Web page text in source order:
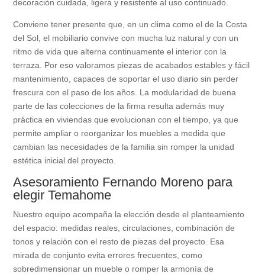
decoración cuidada, ligera y resistente al uso continuado.
Conviene tener presente que, en un clima como el de la Costa
del Sol, el mobiliario convive con mucha luz natural y con un
ritmo de vida que alterna continuamente el interior con la
terraza. Por eso valoramos piezas de acabados estables y fácil
mantenimiento, capaces de soportar el uso diario sin perder
frescura con el paso de los años. La modularidad de buena
parte de las colecciones de la firma resulta además muy
práctica en viviendas que evolucionan con el tiempo, ya que
permite ampliar o reorganizar los muebles a medida que
cambian las necesidades de la familia sin romper la unidad
estética inicial del proyecto.
Asesoramiento Fernando Moreno para
elegir Temahome
Nuestro equipo acompaña la elección desde el planteamiento
del espacio: medidas reales, circulaciones, combinación de
tonos y relación con el resto de piezas del proyecto. Esa
mirada de conjunto evita errores frecuentes, como
sobredimensionar un mueble o romper la armonía de